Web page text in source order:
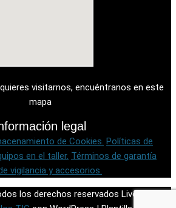
visitarnos, encuéntranos en este
mapa
legal
de Cookies. Políticas de
en el taller. Términos de garantía
vigilancia y accesorios.
los derechos reservados Live Tek |